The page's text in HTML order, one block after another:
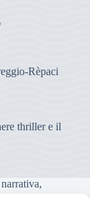
Rèpaci
thriller e il